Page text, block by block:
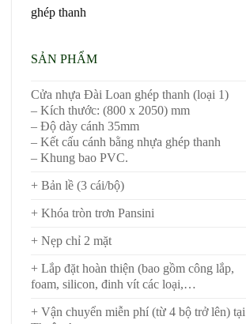
ghép thanh
SẢN PHẨM
Cửa nhựa Đài Loan ghép thanh (loại 1)
– Kích thước: (800 x 2050) mm
– Độ dày cánh 35mm
– Kết cấu cánh bằng nhựa ghép thanh
– Khung bao PVC.
+ Bản lề (3 cái/bộ)
+ Khóa tròn trơn Pansini
+ Nẹp chỉ 2 mặt
+ Lắp đặt hoàn thiện (bao gồm công lắp,
foam, silicon, đinh vít các loại,…
+ Vận chuyển miễn phí (từ 4 bộ trở lên) tại